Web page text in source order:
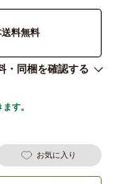
料無料
・同梱を確認する
す。
お気に入り